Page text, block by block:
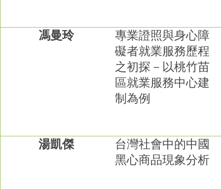
馮曼玲
專業證照與身心障
礙者就業服務歷程
之初探－以桃竹苗
區就業服務中心建
制為例
湯凱傑
台灣社會中的中國
黑心商品現象分析